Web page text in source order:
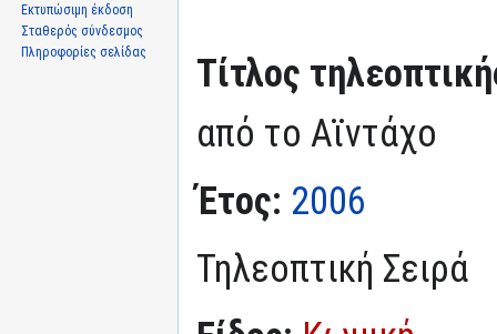
Τίτλος
από το Αϊντάχο
Έτος: 2006
Τηλεοπτική Σειρά
Εκτυπώσιμη έκδοση
Σταθερός σύνδεσμος
Πληροφορίες σελίδας